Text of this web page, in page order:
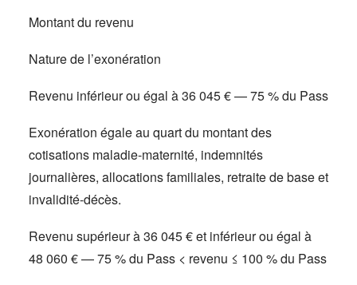
Montant du revenu
Nature de l’exonération
Revenu inférieur ou égal à 36 045 € — 75 % du Pass
Exonération égale au quart du montant des
cotisations maladie-maternité, indemnités
journalières, allocations familiales, retraite de base et
invalidité-décès.
Revenu supérieur à 36 045 € et inférieur ou égal à
48 060 € — 75 % du Pass < revenu ≤ 100 % du Pass